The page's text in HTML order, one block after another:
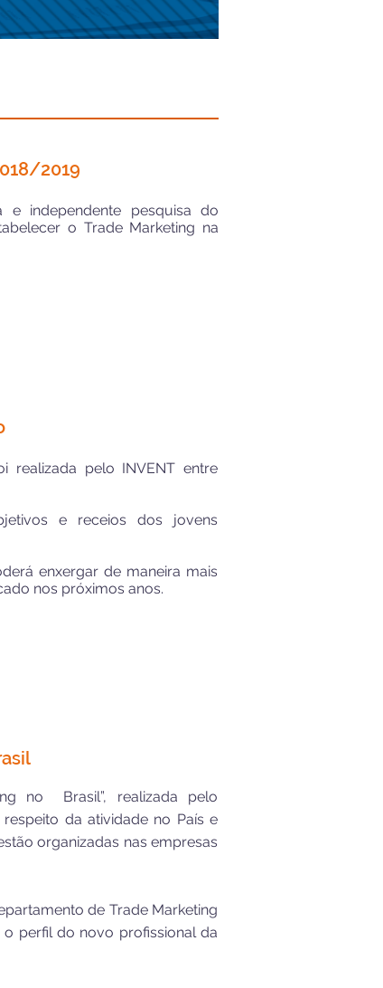
2019
e independente pesquisa do
o Trade Marketing na
realizada pelo INVENT entre
e receios dos jovens
enxergar de maneira mais
nos próximos anos.
no Brasil”, realizada pelo
da atividade no País e
organizadas nas empresas
de Trade Marketing
perfil do novo profissional da